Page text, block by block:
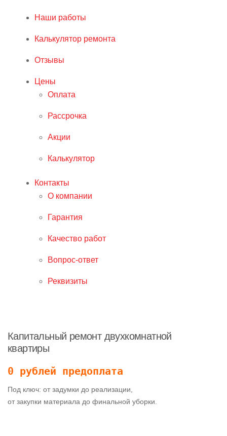
Наши работы
Калькулятор ремонта
Отзывы
Цены
Оплата
Рассрочка
Акции
Калькулятор
Контакты
О компании
Гарантия
Качество работ
Вопрос-ответ
Реквизиты
Капитальный ремонт двухкомнатной
квартиры
0 рублей предоплата
Под ключ: от задумки до реализации,
от закупки материала до финальной уборки.